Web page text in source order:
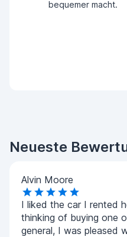
bequemer macht.
Neueste
Alvin Moore
I liked the car I rented
thinking of buying one
general, I was pleased